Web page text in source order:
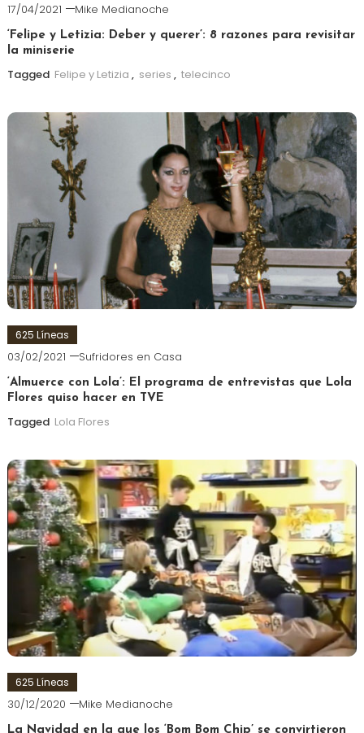
17/04/2021 Mike Medianoche
‘Felipe y Letizia: Deber y querer’: 8 razones para revisitar
la miniserie
Tagged Felipe y Letizia , series , telecinco
625 Líneas
03/02/2021 Sufridores en Casa
‘Almuerce con Lola’: El programa de entrevistas que Lola
Flores quiso hacer en TVE
Tagged Lola Flores
625 Líneas
30/12/2020 Mike Medianoche
La Navidad en la que los ‘Bom Bom Chip’ se convirtieron